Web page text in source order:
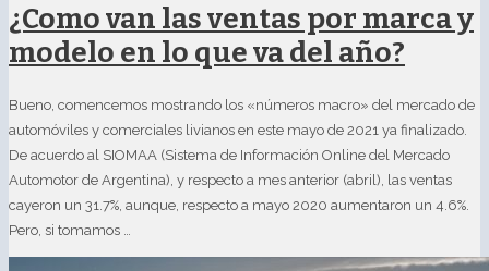
¿Como van las ventas por marca y
modelo en lo que va del año?
Bueno, comencemos mostrando los «números macro» del mercado de
automóviles y comerciales livianos en este mayo de 2021 ya finalizado.
De acuerdo al SIOMAA (Sistema de Información Online del Mercado
Automotor de Argentina), y respecto a mes anterior (abril), las ventas
cayeron un 31.7%, aunque, respecto a mayo 2020 aumentaron un 4.6%.
Pero, si tomamos …